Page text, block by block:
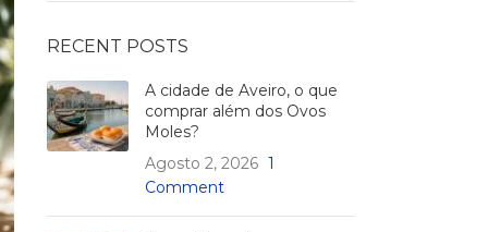
RECENT POSTS
A cidade de Aveiro, o que
comprar além dos Ovos
Moles?
Agosto 2, 2026 1
Comment